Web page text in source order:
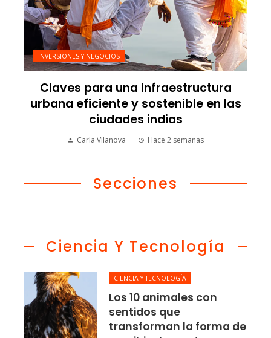
INVERSIONES Y NEGOCIOS
Claves para una infraestructura
urbana eficiente y sostenible en las
ciudades indias
Carla Vilanova Hace 2 semanas
Secciones
Ciencia Y Tecnología
CIENCIA Y TECNOLOGÍA
Los 10 animales con
sentidos que
transforman la forma de